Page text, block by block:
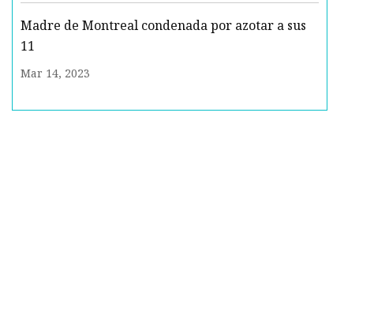
Madre de Montreal condenada por azotar a sus
11
Mar 14, 2023